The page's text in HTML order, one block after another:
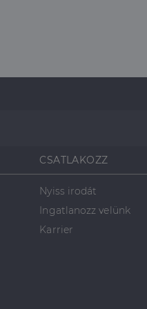
CSATLAKOZZ
Nyiss irodát
Ingatlanozz velünk
Karrier